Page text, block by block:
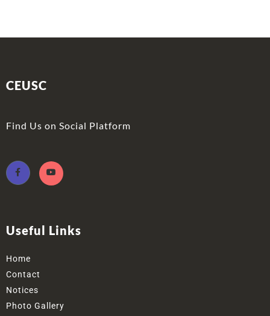
CEUSC
Find Us on Social Platform
Useful Links
Home
Contact
Notices
Photo Gallery